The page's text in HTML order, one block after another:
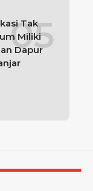
Tak
Miliki
Dapur